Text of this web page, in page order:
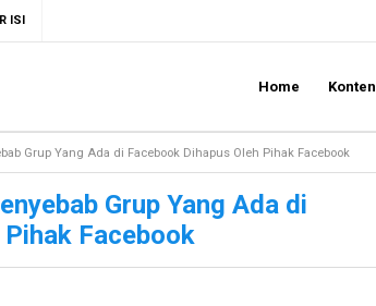
ISI
Home Konten
Grup Yang Ada di Facebook Dihapus Oleh Pihak Facebook
Grup Yang Ada di
Facebook